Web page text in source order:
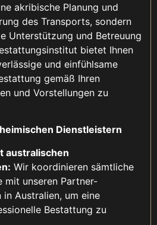
akribische Planung und
des Transports, sondern
Unterstützung und Betreuung
bietet Ihnen
und einfühlsame
gemäß Ihren
und Vorstellungen zu
Dienstleistern
australischen
Wir koordinieren sämtliche
mit unseren Partner-
Australien, um eine
Bestattung zu